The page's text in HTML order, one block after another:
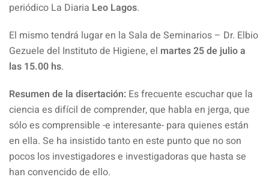
periódico La Diaria Leo Lagos.
El mismo tendrá lugar en la Sala de Seminarios – Dr. Elbio
Gezuele del Instituto de Higiene, el martes 25 de julio a
las 15.00 hs.
Resumen de la disertación: Es frecuente escuchar que la
ciencia es difícil de comprender, que habla en jerga, que
sólo es comprensible -e interesante- para quienes están
en ella. Se ha insistido tanto en este punto que no son
pocos los investigadores e investigadoras que hasta se
han convencido de ello.